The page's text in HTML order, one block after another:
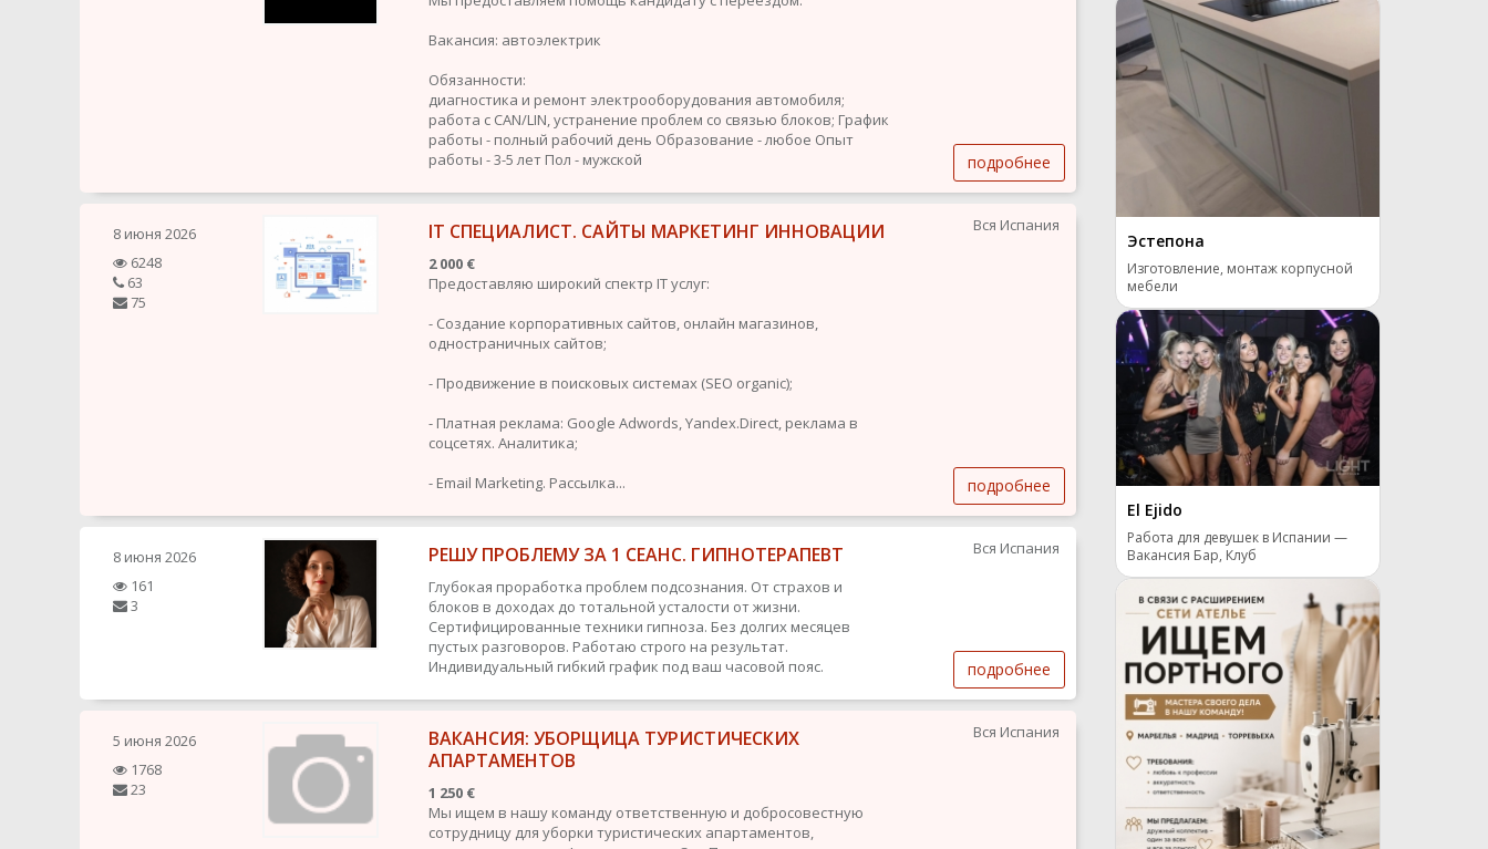
Вакансия: автоэлектрик
Обязанности:
диагностика и ремонт электрооборудования автомобиля;
работа с CAN/LIN, устранение проблем со связью блоков; График
работы - полный рабочий день Образование - любое Опыт
работы - 3-5 лет Пол - мужской подробнее
8 июня 2026
6248
63
75
IT СПЕЦИАЛИСТ. САЙТЫ МАРКЕТИНГ ИННОВАЦИИ
2 000 €
Предоставляю широкий спектр IT услуг:
- Создание корпоративных сайтов, онлайн магазинов,
одностраничных сайтов;
- Продвижение в поисковых системах (SEO organic);
- Платная реклама: Google Adwords, Yandex.Direct, реклама в
соцсетях. Аналитика;
- Email Marketing. Рассылка...
Вся Испания
подробнее
8 июня 2026
161
3
РЕШУ ПРОБЛЕМУ ЗА 1 СЕАНС. ГИПНОТЕРАПЕВТ
Глубокая проработка проблем подсознания. От страхов и
блоков в доходах до тотальной усталости от жизни.
Сертифицированные техники гипноза. Без долгих месяцев
пустых разговоров. Работаю строго на результат.
Индивидуальный гибкий график под ваш часовой пояс.
Вся Испания
подробнее
5 июня 2026
1768
23
ВАКАНСИЯ: УБОРЩИЦА ТУРИСТИЧЕСКИХ
АПАРТАМЕНТОВ
1 250 €
Мы ищем в нашу команду ответственную и добросовестную
сотрудницу для уборки туристических апартаментов,
Вся Испания
Эстепона
Изготовление, монтаж корпусной
мебели
El Ejido
Работа для девушек в Испании —
Вакансия Бар, Клуб